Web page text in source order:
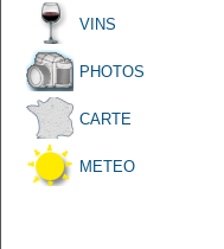
VINS
PHOTOS
CARTE
METEO